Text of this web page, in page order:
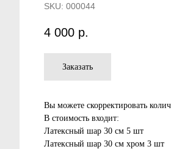
SKU: 000044
4 000 р.
Заказать
Вы можете скорректировать
В стоимость входит:
Латексный шар 30 см 5 шт
Латексный шар 30 см хром 3 шт